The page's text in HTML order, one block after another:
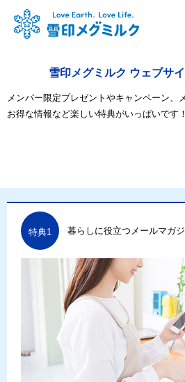
雪印メグミルク ウェブサ
メンバー限定プレゼントやキャンペーン、
お得な情報など楽しい特典がいっぱいです！
特典1 暮らしに役立つメールマガ